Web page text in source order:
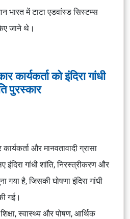
भारत मेंटाटा एडवांस्ड सिस्टम्स
किए जाने थे।
कार्यकर्ता को इंदिरा गांधी
पुरस्कार
और मानवतावादीग्रासा
इंदिरा गांधी शांति, निरस्त्रीकरण और
गया है, जिसकी घोषणाइंदिरा गांधी
गई।
स्वास्थ्य और पोषण, आर्थिक